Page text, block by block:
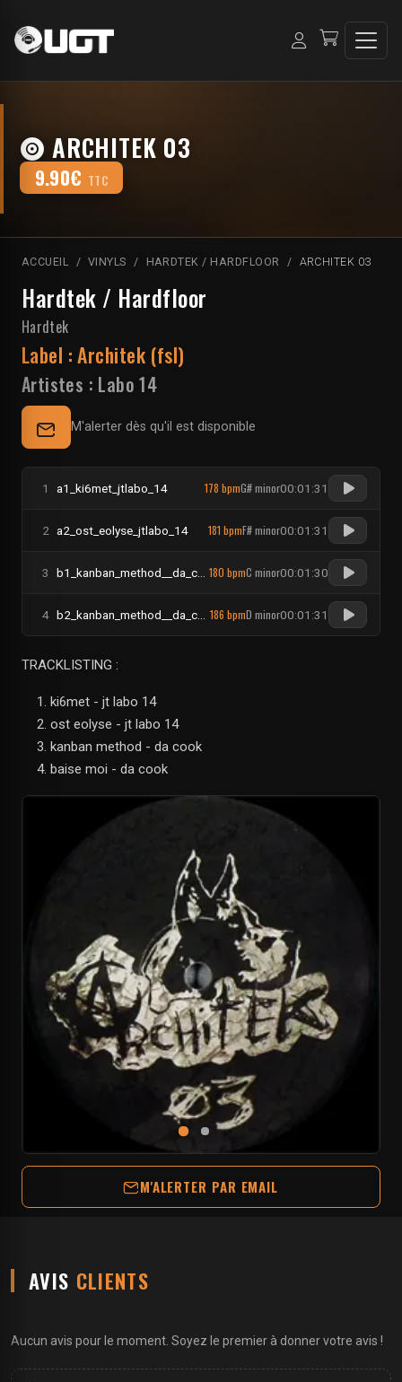
ARCHITEK 03
9.90€ TTC
ACCUEIL VINYLS HARDTEK / HARDFLOOR ARCHITEK 03
Hardtek / Hardfloor
Hardtek
Label :Architek (fsl)
Artistes : Labo 14
M'alerter dès qu'il est disponible
1 a1_ki6met_jtlabo_14 178 bpmG# minor00:01:31
2 a2_ost_eolyse_jtlabo_14 181 bpmF# minor00:01:31
3 b1_kanban_method__da_cook 180 bpmC minor00:01:30
4 b2_kanban_method__da_cook 186 bpmD minor00:01:31
TRACKLISTING :
ki6met - jt labo 14
ost eolyse - jt labo 14
kanban method - da cook
baise moi - da cook
M'ALERTER PAR EMAIL
AVIS CLIENTS
Aucun avis pour le moment. Soyez le premier à donner votre avis !